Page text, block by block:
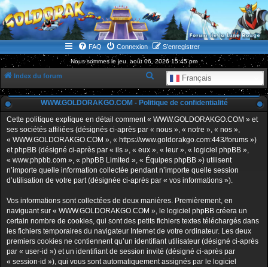
WWW.GOLDORAKGO.COM
le site de la Lune Rouge
FAQ Connexion S’enregistrer
Nous sommes le jeu. août 06, 2026 15:45 pm
Index du forum Français
e
c
h
e
c
r
WWW.GOLDORAKGO.COM - Politique de confidentialité
Cette politique explique en détail comment « WWW.GOLDORAKGO.COM » et
ses sociétés affiliées (désignés ci-après par « nous », « notre », « nos »,
« WWW.GOLDORAKGO.COM », « https://www.goldorakgo.com:443/forums »)
et phpBB (désigné ci-après par « ils », « eux », « leur », « logiciel phpBB »,
« www.phpbb.com », « phpBB Limited », « Équipes phpBB ») utilisent
n’importe quelle information collectée pendant n’importe quelle session
d’utilisation de votre part (désignée ci-après par « vos informations »).
Vos informations sont collectées de deux manières. Premièrement, en
naviguant sur « WWW.GOLDORAKGO.COM », le logiciel phpBB créera un
certain nombre de cookies, qui sont des petits fichiers textes téléchargés dans
les fichiers temporaires du navigateur Internet de votre ordinateur. Les deux
premiers cookies ne contiennent qu’un identifiant utilisateur (désigné ci-après
par « user-id ») et un identifiant de session invité (désigné ci-après par
« session-id »), qui vous sont automatiquement assignés par le logiciel